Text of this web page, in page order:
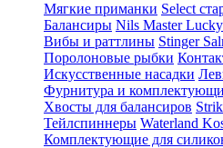
Мягкие приманки Select
Балансиры Nils Master
Вибы и раттлины Stinger
Поролоновые рыбки
Искусственные насадки
Фурнитура и
Хвосты для балансиров
Тейлспиннеры Waterland
Комплектующие для